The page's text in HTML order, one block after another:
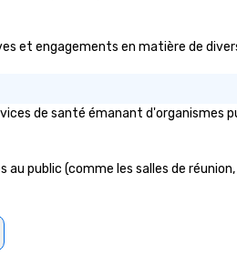
et engagements en matière de
de santé émanant d'organismes
public (comme les salles de